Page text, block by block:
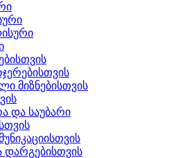
მიზნებისთვის
და საუბარი
დარგებისთვის